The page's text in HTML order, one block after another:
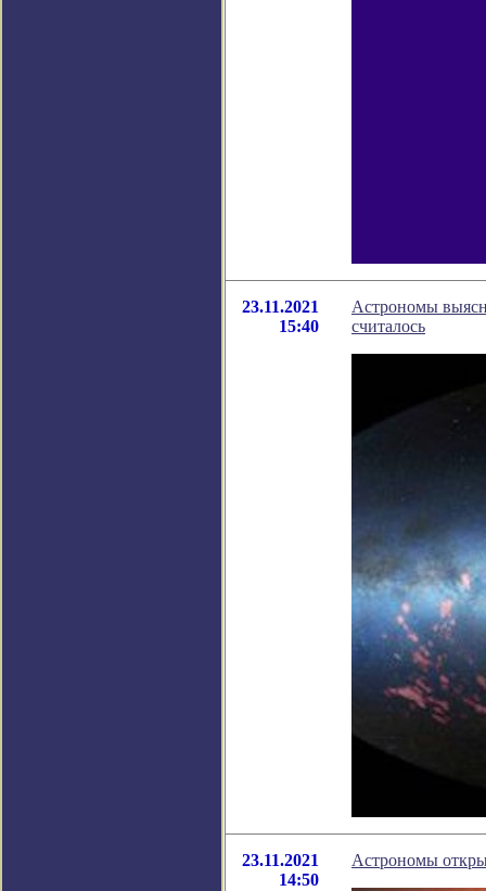
23.11.2021
15:40
Астрономы
считалось
23.11.2021
14:50
Астрономы